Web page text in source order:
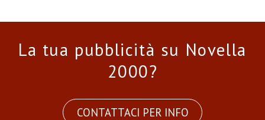
La tua pubblicità su Novella
2000?
CONTATTACI PER INFO